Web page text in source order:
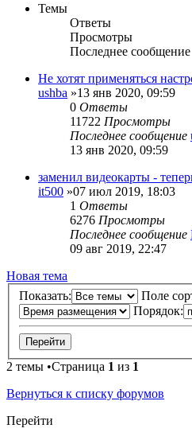
Темы
Ответы
Просмотры
Последнее сообщение
Не хотят применяться
ushba »13 янв 2020, 09:59
0 Ответы
11722 Просмотры
Последнее сообщение
13 янв 2020, 09:59
заменил видеокарты -
it500 »07 июл 2019, 18:03
1 Ответы
6276 Просмотры
Последнее сообщение
09 авг 2019, 22:47
Новая тема
Показать:
Поле
Порядок:
2 темы •Страница 1 из 1
Вернуться к списку форумов
Перейти